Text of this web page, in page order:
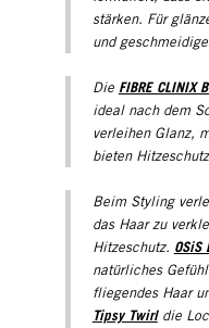
stärken. Für
und
Die FIBRE CLINIX
ideal nach dem
verleihen Glanz,
bieten
Beim Styling
das Haar zu
Hitzeschutz. OSiS
natürliches
fliegendes Haar
Tipsy Twirldie